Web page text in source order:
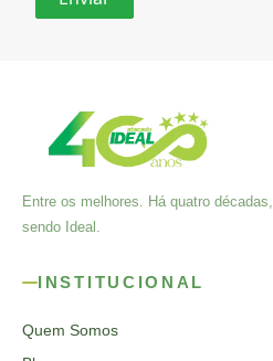
Entre os melhores. Há quatro décadas,
sendo Ideal.
INSTITUCIONAL
Quem Somos